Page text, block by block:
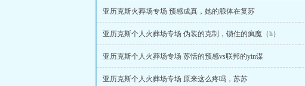
亚历克斯火葬场专场 预感成真，她的腺体在复苏
亚历克斯个人火葬场专场 伪装的克制，锁住的疯魔（h）
亚历克斯个人火葬场专场 苏恬的预感vs联邦的yin谋
亚历克斯个人火葬场专场 原来这么疼吗，苏苏